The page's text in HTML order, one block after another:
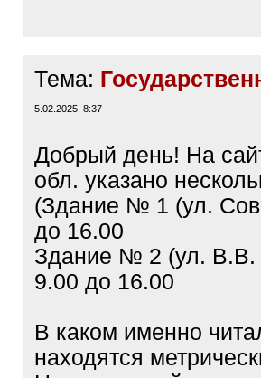
Тема:
5.02.2025, 8:37
Добрый день! На
обл. указано
(Здание № 1 (ул.
до 16.00
Здание № 2 (ул. В.В.
9.00 до 16.00
В каком именно
находятся